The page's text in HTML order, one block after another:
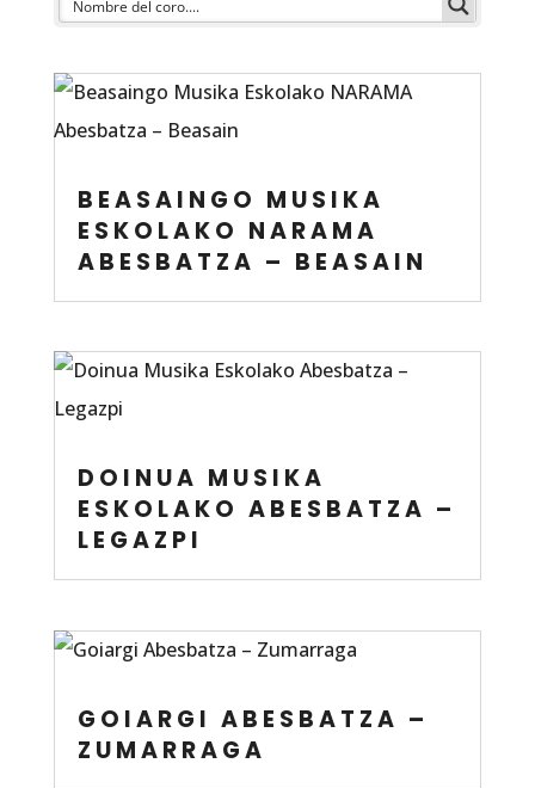
BEASAINGO MUSIKA
ESKOLAKO NARAMA
ABESBATZA – BEASAIN
DOINUA MUSIKA
ESKOLAKO ABESBATZA –
LEGAZPI
GOIARGI ABESBATZA –
ZUMARRAGA